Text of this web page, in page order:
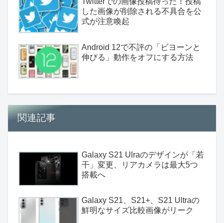
した画像が削除される不具合を公
式が注意喚起
Android 12で不評の「ビヨーンと
伸びる」動作をオフにする方法
関連記事
Galaxy S21 Ulraのデザインが「若
干」変更、リアカメラは最大5つ
搭載へ
Galaxy S21、S21+、S21 Ultraの
鮮明なサイズ比較画像がリーク